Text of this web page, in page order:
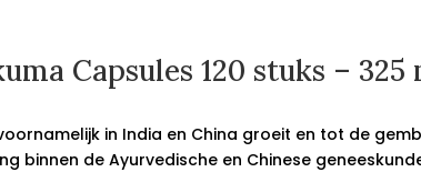
Capsules 120 stuks – 325
in India en China groeit en tot de
binnen de Ayurvedische en Chinese